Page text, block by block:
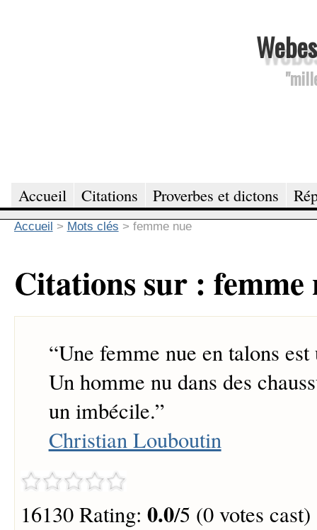
Accueil Citations Proverbes et dictons
Accueil > Mots clés > femme nue
Citations sur : femme
“Une femme nue en talons
Un homme nu dans des
un imbécile.”
Christian Louboutin
16130 Rating: 0.0/5 (0 votes cast)